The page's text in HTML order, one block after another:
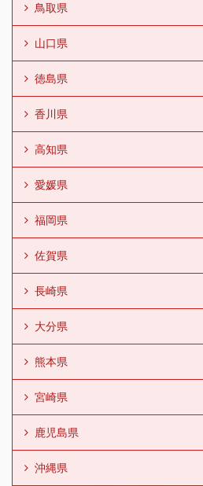
鳥取県
山口県
徳島県
香川県
高知県
愛媛県
福岡県
佐賀県
長崎県
大分県
熊本県
宮崎県
鹿児島県
沖縄県